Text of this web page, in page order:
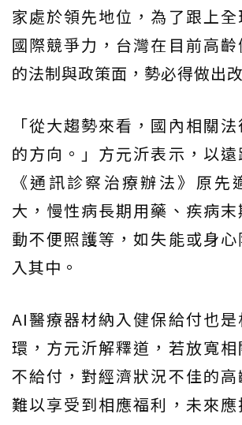
家處於領先地位，為了跟上
國際競爭力，台灣在目前高
的法制與政策面，勢必得做出
「從大趨勢來看，國內相關
的方向。」方元沂表示，以遠
《通訊診察治療辦法》原先
大，慢性病長期用藥、疾病
動不便照護等，如失能或身
入其中。
AI醫療器材納入健保給付也
環，方元沂解釋道，若放寬
不給付，對經濟狀況不佳的
難以享受到相應福利，未來